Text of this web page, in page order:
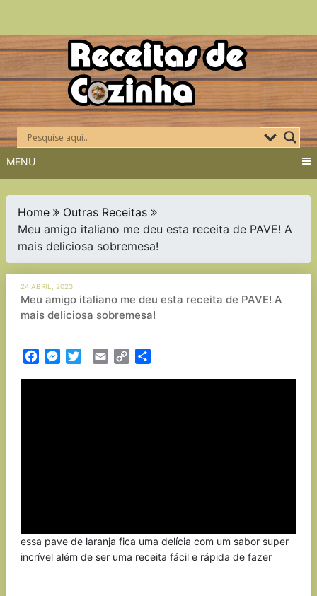
Skip
to
content
MENU
Home
Outras Receitas
Meu amigo italiano me deu esta receita de PAVE! A
mais deliciosa sobremesa!
24 ABRIL, 2023
Meu amigo italiano me deu esta receita de PAVE! A
mais deliciosa sobremesa!
FacebookMessenger
TwitterEmail Copy
essa pave de laranja fica uma delícia com um sabor super
incrível além de ser uma receita fácil e rápida de fazer